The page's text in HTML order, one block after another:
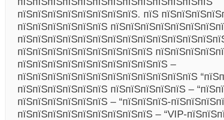
пїЅпїЅпїЅпїЅпїЅпїЅпїЅпїЅ. пїЅ
пїЅпїЅпїЅпїЅпїЅпїЅ
пїЅпїЅпїЅпїЅпїЅпїЅпїЅпїЅпїЅ
пїЅпїЅпїЅпїЅпїЅпїЅпїЅпїЅпїЅпїЅ –
пїЅпїЅпїЅпїЅпїЅпїЅпїЅпїЅпїЅпїЅпїЅпїЅ
пїЅпїЅпїЅпїЅпїЅпїЅ пїЅпїЅпїЅпїЅпїЅ –
пїЅпїЅпїЅпїЅпїЅпїЅ – “пїЅпїЅпїЅ-
пїЅпїЅпїЅпїЅпїЅпїЅпїЅпїЅпїЅ – “VIP-